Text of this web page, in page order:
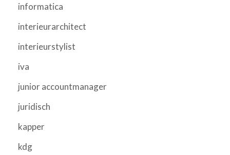
informatica
interieurarchitect
interieurstylist
iva
junior accountmanager
juridisch
kapper
kdg